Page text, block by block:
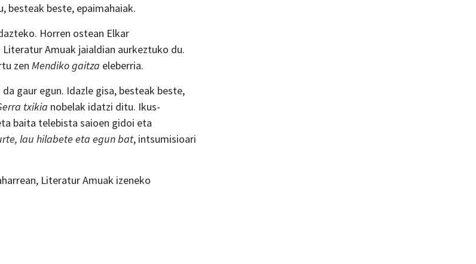
besteak beste, epaimahaiak.
Horren ostean Elkar
Amuak jaialdian aurkeztuko du.
zen Mendiko gaitza eleberria.
gaur egun. Idazle gisa, besteak beste,
txikia nobelak idatzi ditu. Ikus-
baita telebista saioen gidoi eta
lau hilabete eta egun bat, intsumisioari
Literatur Amuak izeneko